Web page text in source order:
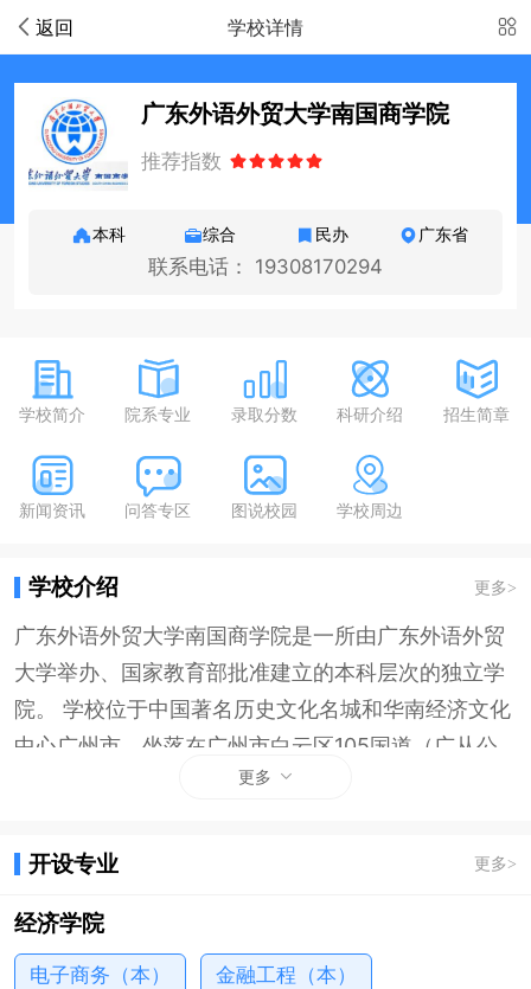
返回 学校详情
广东外语外贸大学南国商学院
推荐指数
本科 综合 民办 广东省
联系电话： 19308170294
学校简介 院系专业 录取分数 科研介绍 招生简章
新闻资讯 问答专区 图说校园 学校周边
学校介绍 更多>
广东外语外贸大学南国商学院是一所由广东外语外贸
大学举办、国家教育部批准建立的本科层次的独立学
院。 学校位于中国著名历史文化名城和华南经济文化
中心广州市，坐落在广州市白云区105国道（广从公
路）旁，占地面积900余亩。校园环境幽雅、空气清
师资力量优良，教学管理严格，是莘莘学子治学成才
语言文化学院、西方语言文化学院、国际学院、经济
学院、管理学院、旅游学院、中国语言文化学院、教
更多
开设专业 更多>
经济学院
电子商务（本） 金融工程（本）